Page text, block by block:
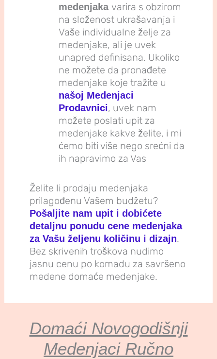
medenjaka varira s obzirom
na složenost ukrašavanja i
Vaše individualne želje za
medenjake, ali je uvek
unapred definisana. Ukoliko
ne možete da pronađete
medenjake koje tražite u
našoj Medenjaci
Prodavnici, uvek nam
možete poslati upit za
medenjake kakve želite, i mi
ćemo biti više nego srećni da
ih napravimo za Vas
Želite li prodaju medenjaka
prilagođenu Vašem budžetu?
Pošaljite nam upit i dobićete
detaljnu ponudu cene medenjaka
za Vašu željenu količinu i dizajn.
Bez skrivenih troškova nudimo
jasnu cenu po komadu za savršeno
medene domaće medenjake.
Domaći Novogodišnji
Medenjaci Ručno